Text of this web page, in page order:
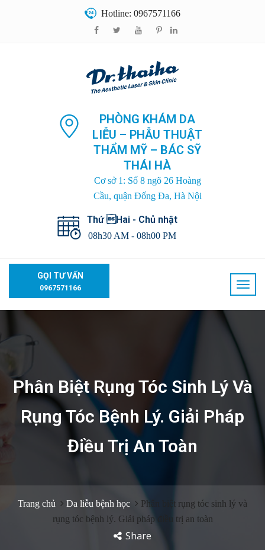
Hotline: 0967571166
PHÒNG KHÁM DA
LIỄU – PHẪU THUẬT
THẨM MỸ – BÁC SỸ
THÁI HÀ
Cơ sở 1: Số 8 ngõ 26 Hoàng
Cầu, quận Đống Đa, Hà Nội
Thứ Hai - Chủ nhật
08h30 AM - 08h00 PM
GỌI TƯ VẤN
0967571166
Phân Biệt Rụng Tóc Sinh Lý Và
Rụng Tóc Bệnh Lý. Giải Pháp
Điều Trị An Toàn
Trang chủ Da liễu bệnh học
Phân biệt rụng tóc sinh lý và
rụng tóc bệnh lý. Giải pháp điều trị an toàn
Share